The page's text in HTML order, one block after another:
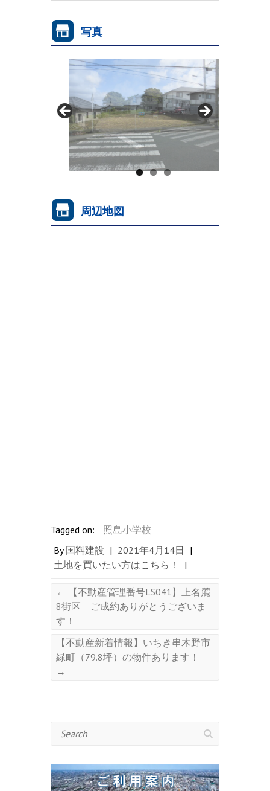
写真
周辺地図
Tagged on:
照島小学校
By国料建設 | 2021年4月14日 |
土地を買いたい方はこちら！
|
←
【不動産管理番号LS041】上名麓
8街区 ご成約ありがとうございま
す！
【不動産新着情報】いちき串木野市
緑町（79.8坪）の物件あります！
→
Search